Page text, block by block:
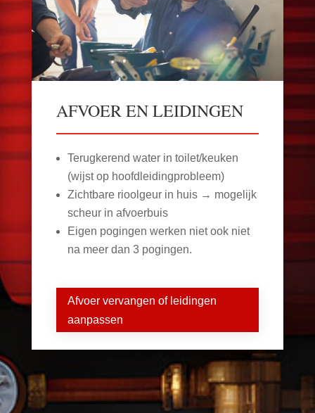
AFVOER EN LEIDINGEN
Terugkerend water in toilet/keuken
(wijst op hoofdleidingprobleem)
Zichtbare rioolgeur in huis → mogelijk
scheur in afvoerbuis
Eigen pogingen werken niet ook niet
na meer dan 3 pogingen.
Afvoer vervangen of leidingen
aanpassen